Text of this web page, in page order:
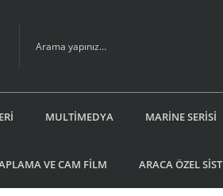
MULTİMEDYA MARİNE SERİSİ
VE CAM FİLM ARACA ÖZEL